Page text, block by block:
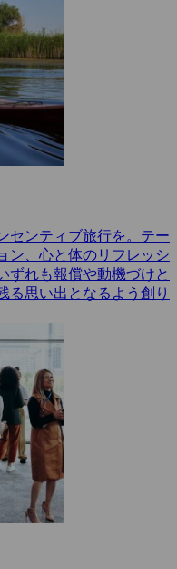
センティブ旅行を。テー
ン、心と体のリフレッシ
ずれも報償や動機づけと
る思い出となるよう創り